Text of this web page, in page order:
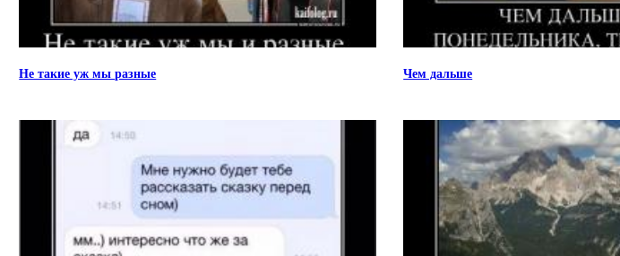
Не такие уж мы разные Чем дальше